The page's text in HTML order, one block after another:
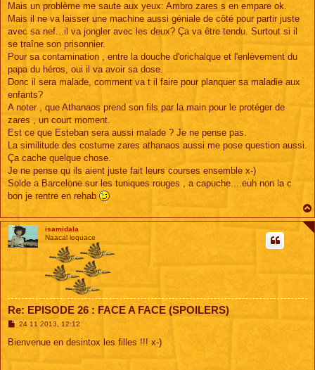
Mais un problème me saute aux yeux: Ambro zares s en empare ok.
Mais il ne va laisser une machine aussi géniale de côté pour partir juste
avec sa nef...il va jongler avec les deux? Ça va être tendu. Surtout si il
se traîne son prisonnier.
Pour sa contamination , entre la douche d'orichalque et l'enlèvement du
papa du héros, oui il va avoir sa dose.
Donc il sera malade, comment va t il faire pour planquer sa maladie aux
enfants?
A noter , que Athanaos prend son fils par la main pour le protéger de
zares , un court moment.
Est ce que Esteban sera aussi malade ? Je ne pense pas.
La similitude des costume zares athanaos aussi me pose question aussi.
Ça cache quelque chose.
Je ne pense qu ils aient juste fait leurs courses ensemble x-)
Solde a Barcelone sur les tuniques rouges , a capuche....euh non la c
bon je rentre en rehab
isamidala
Naacal loquace
Re: EPISODE 26 : FACE A FACE (SPOILERS)
M
s
24 11 2013, 12:12
Bienvenue en desintox les filles !!! x-)